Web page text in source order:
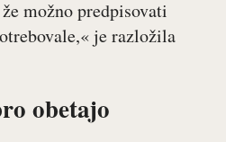
možno predpisovati
je razložila
obetajo